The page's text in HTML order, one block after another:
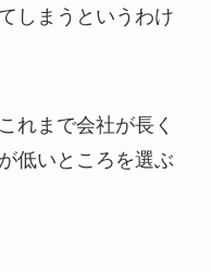
しまうというわけ
れまで会社が長く
低いところを選ぶ